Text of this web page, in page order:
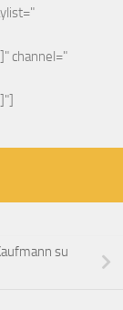
channel="
su